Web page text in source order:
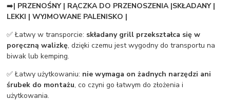
➡️| PRZENOŚNY | RĄCZKA DO PRZENOSZENIA |SKŁADANY |
LEKKI | WYJMOWANE PALENISKO |
✅ Łatwy w transporcie: składany grill przekształca się w
poręczną walizkę, dzięki czemu jest wygodny do transportu na
biwak lub kemping.
✅ Łatwy użytkowaniu: nie wymaga on żadnych narzędzi ani
śrubek do montażu, co czyni go łatwym do złożenia i
użytkowania.